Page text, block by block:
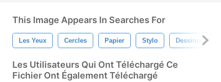
This Image Appears In Searches For
Les Yeux Cercles Papier Stylo Dessiner
Les Utilisateurs Qui Ont Téléchargé Ce
Fichier Ont Également Téléchargé